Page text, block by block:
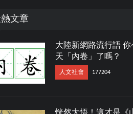
文章
大陸新網路流行語 你
天「內卷」了嗎？
人文社會 177204